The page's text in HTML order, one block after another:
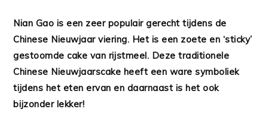
Nian Gao is een zeer populair gerecht tijdens de
Chinese Nieuwjaar viering. Het is een zoete en ‘sticky’
gestoomde cake van rijstmeel. Deze traditionele
Chinese Nieuwjaarscake heeft een ware symboliek
tijdens het eten ervan en daarnaast is het ook
bijzonder lekker!